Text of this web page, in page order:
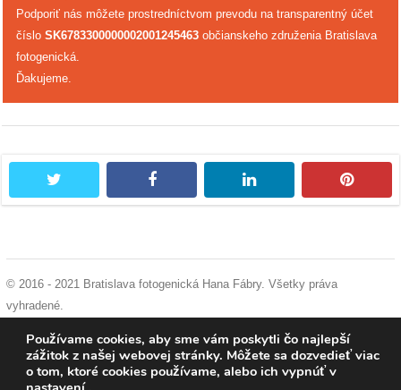
Podporiť nás môžete prostredníctvom prevodu na transparentný účet
číslo SK6783300000002001245463 občianskeho združenia Bratislava
fotogenická.
Ďakujeme.
facebook linkedin
© 2016 - 2021 Bratislava fotogenická Hana Fábry. Všetky práva
vyhradené.
cookies
Používame cookies, aby sme vám poskytli čo najlepší
zážitok z našej webovej stránky. Môžete sa dozvedieť viac
o tom, ktoré cookies používame, alebo ich vypnúť v